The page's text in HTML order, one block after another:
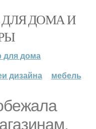
ДЛЯ ДОМА И
для дома
дизайна мебель